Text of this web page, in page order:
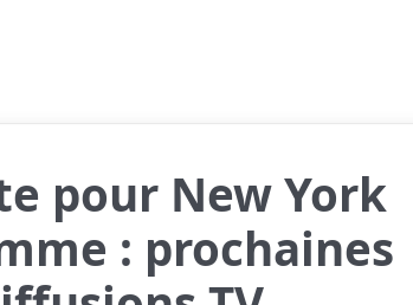
pour New York
: prochaines